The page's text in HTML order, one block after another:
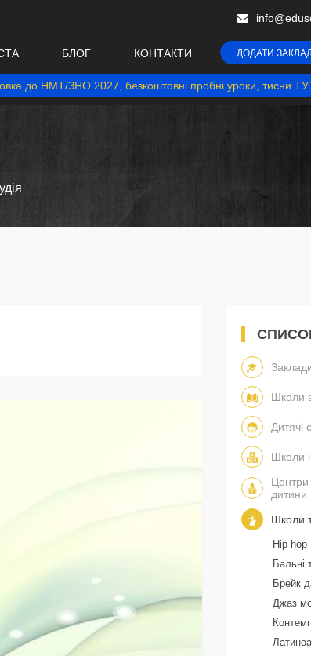
БЛОГ КОНТАКТИ ДОДАТИ
до НМТ/ЗНО 2027, безкоштовні пробні уроки, тисни
Школи
Дитячі
Школи
Центри
дитини
Школи
Hip hop
Бальні
Брейк
Джаз